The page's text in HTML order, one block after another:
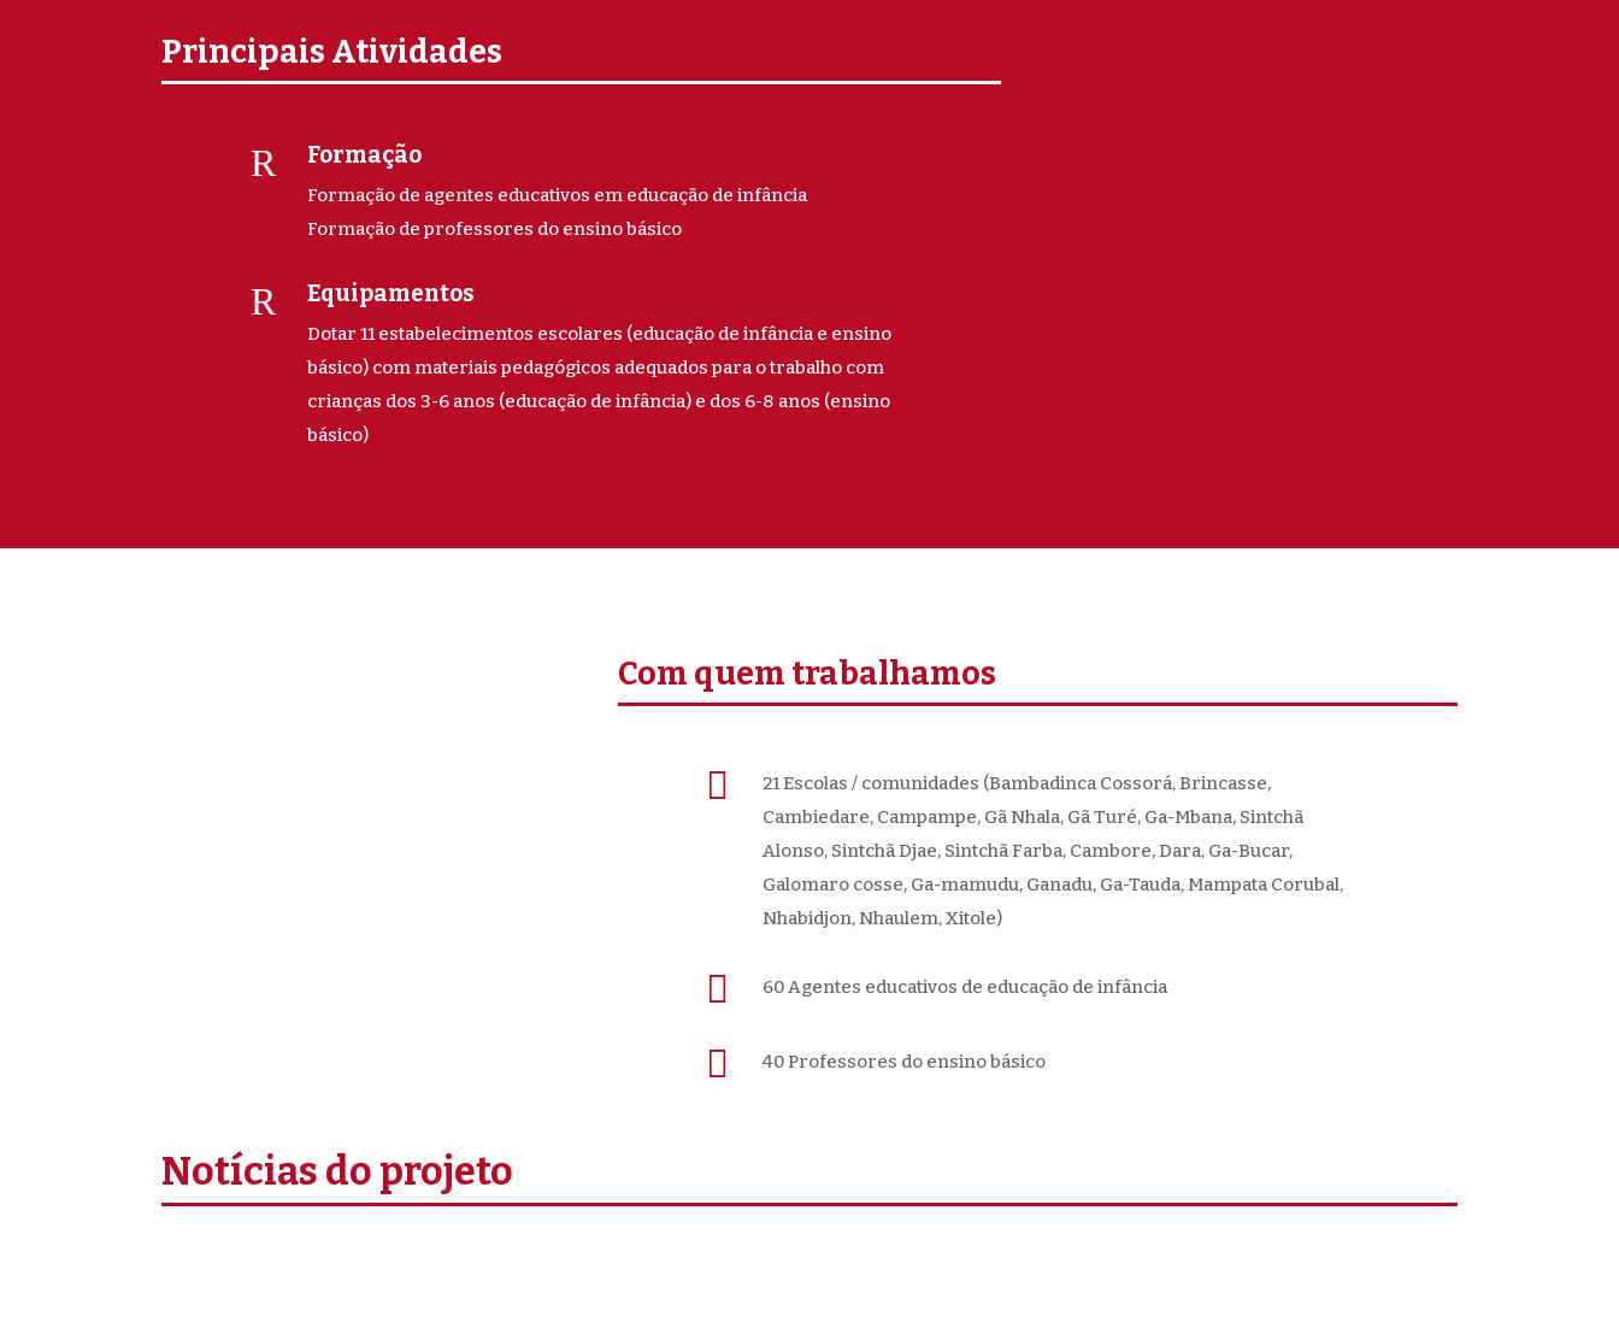
Principais Atividades
R Formação
Formação de agentes educativos em educação de infância
Formação de professores do ensino básico
R Equipamentos
Dotar 11 estabelecimentos escolares (educação de infância e ensino
básico) com materiais pedagógicos adequados para o trabalho com
crianças dos 3-6 anos (educação de infância) e dos 6-8 anos (ensino
básico)
Com quem trabalhamos

21 Escolas / comunidades (Bambadinca Cossorá, Brincasse,
Cambiedare, Campampe, Gã Nhala, Gã Turé, Ga-Mbana, Sintchã
Alonso, Sintchã Djae, Sintchã Farba, Cambore, Dara, Ga-Bucar,
Galomaro cosse, Ga-mamudu, Ganadu, Ga-Tauda, Mampata Corubal,
Nhabidjon, Nhaulem, Xitole)
 60 Agentes educativos de educação de infância
 40 Professores do ensino básico
Notícias do projeto